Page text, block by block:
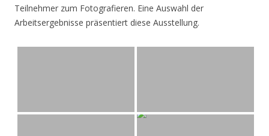
Teilnehmer zum Fotografieren. Eine Auswahl der
Arbeitsergebnisse präsentiert diese Ausstellung.